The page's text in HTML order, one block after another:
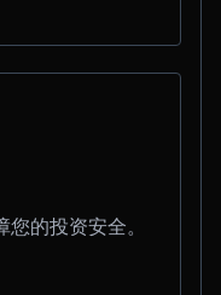
的投资安全。